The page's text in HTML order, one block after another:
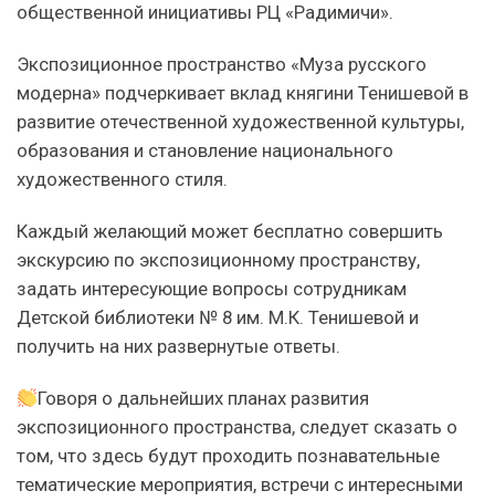
общественной инициативы РЦ «Радимичи».
Экспозиционное пространство «Муза русского
модерна» подчеркивает вклад княгини Тенишевой в
развитие отечественной художественной культуры,
образования и становление национального
художественного стиля.
Каждый желающий может бесплатно совершить
экскурсию по экспозиционному пространству,
задать интересующие вопросы сотрудникам
Детской библиотеки № 8 им. М.К. Тенишевой и
получить на них развернутые ответы.
Говоря о дальнейших планах развития
экспозиционного пространства, следует сказать о
том, что здесь будут проходить познавательные
тематические мероприятия, встречи с интересными